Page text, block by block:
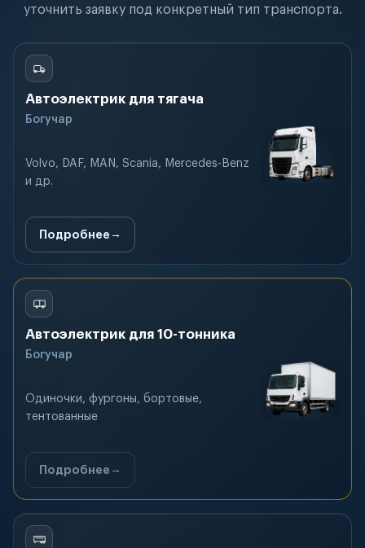
уточнить заявку под конкретный тип транспорта.
Автоэлектрик для тягача
Богучар
Volvo, DAF, MAN, Scania, Mercedes-Benz
и др.
Подробнее
Автоэлектрик для 10-тонника
Богучар
Одиночки, фургоны, бортовые,
тентованные
Подробнее